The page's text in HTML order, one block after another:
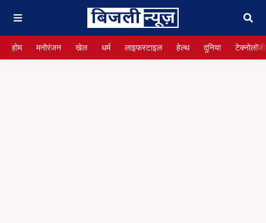
होम मनोरंजन खेल धर्म लाइफस्टाइल हेल्थ दुनिया टेक्नोलॉजी